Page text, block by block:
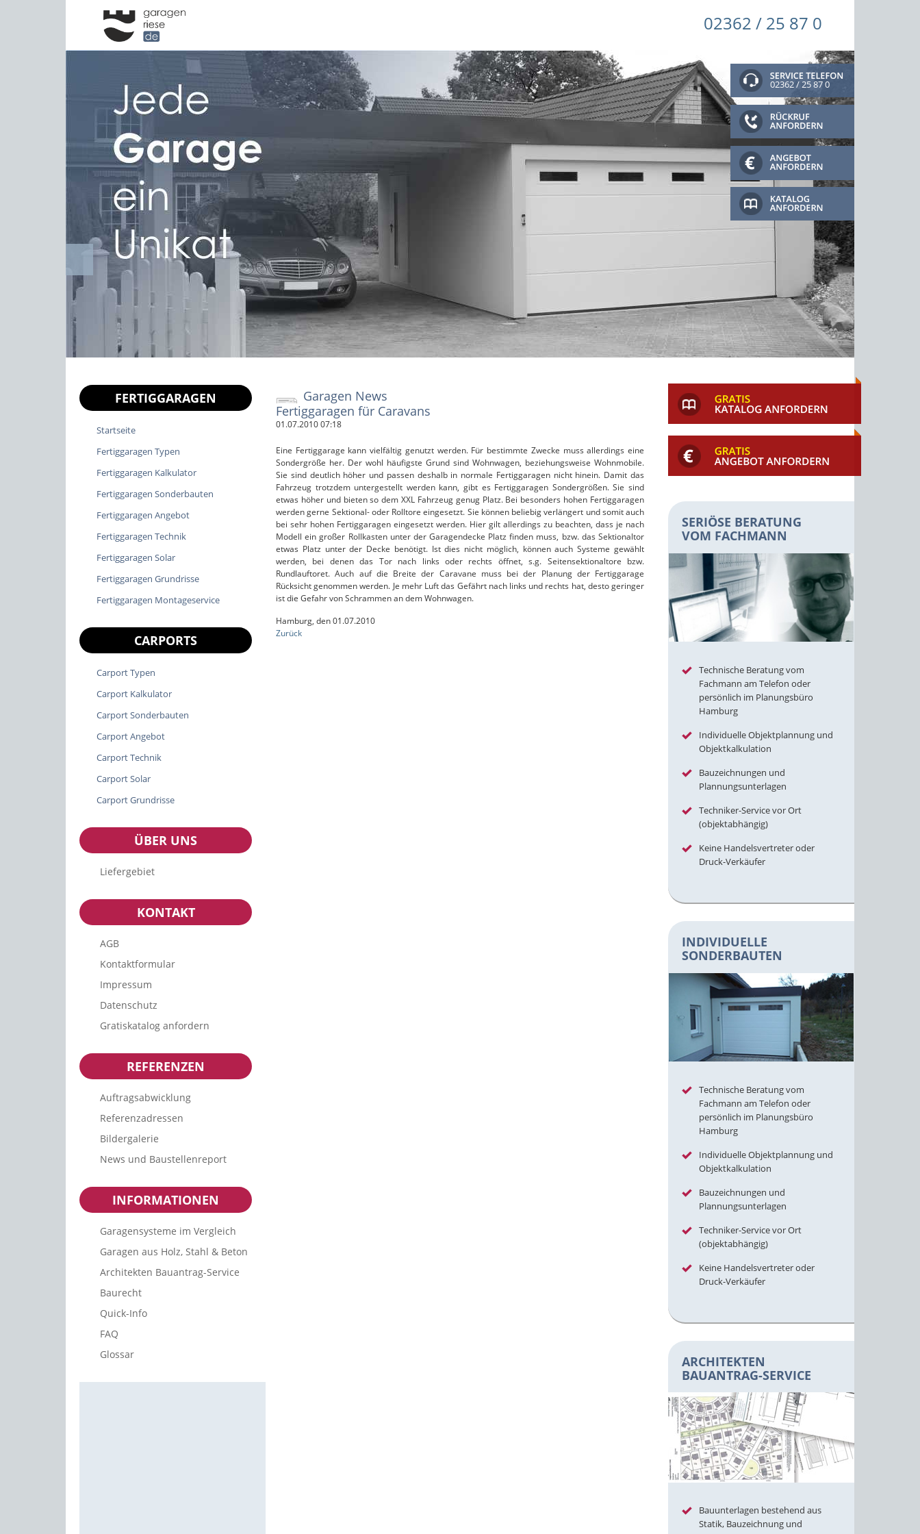
02362 / 25 87 0
02362 / 25 87 0
FERTIGGARAGEN
Startseite
Fertiggaragen Typen
Fertiggaragen Kalkulator
Fertiggaragen Sonderbauten
Fertiggaragen Angebot
Fertiggaragen Technik
Fertiggaragen Solar
Fertiggaragen Grundrisse
Fertiggaragen Montageservice
CARPORTS
Carport Typen
Carport Kalkulator
Carport Sonderbauten
Carport Angebot
Carport Technik
Carport Solar
Carport Grundrisse
ÜBER UNS
Liefergebiet
KONTAKT
AGB
Kontaktformular
Impressum
Datenschutz
Gratiskatalog anfordern
REFERENZEN
Auftragsabwicklung
Referenzadressen
Bildergalerie
News und Baustellenreport
INFORMATIONEN
Garagensysteme im Vergleich
Garagen aus Holz, Stahl & Beton
Architekten Bauantrag-Service
Baurecht
Quick-Info
FAQ
Glossar
Garagen News
Fertiggaragen für Caravans
01.07.2010 07:18
Eine Fertiggarage kann vielfältig genutzt werden. Für bestimmte Zwecke muss allerdings eine
Sondergröße her. Der wohl häufigste Grund sind Wohnwagen, beziehungsweise Wohnmobile.
Sie sind deutlich höher und passen deshalb in normale Fertiggaragen nicht hinein. Damit das
Fahrzeug trotzdem untergestellt werden kann, gibt es Fertiggaragen Sondergrößen. Sie sind
etwas höher und bieten so dem XXL Fahrzeug genug Platz. Bei besonders hohen Fertiggaragen
werden gerne Sektional- oder Rolltore eingesetzt. Sie können beliebig verlängert und somit auch
bei sehr hohen Fertiggaragen eingesetzt werden. Hier gilt allerdings zu beachten, dass je nach
Modell ein großer Rollkasten unter der Garagendecke Platz finden muss, bzw. das Sektionaltor
etwas Platz unter der Decke benötigt. Ist dies nicht möglich, können auch Systeme gewählt
werden, bei denen das Tor nach links oder rechts öffnet, s.g. Seitensektionaltore bzw.
Rundlauftoret. Auch auf die Breite der Caravane muss bei der Planung der Fertiggarage
Rücksicht genommen werden. Je mehr Luft das Gefährt nach links und rechts hat, desto geringer
ist die Gefahr von Schrammen an dem Wohnwagen.
Hamburg, den 01.07.2010
Zurück
SERIÖSE BERATUNG
VOM FACHMANN
Technische Beratung vom
Fachmann am Telefon oder
persönlich im Planungsbüro
Hamburg
Individuelle Objektplannung und
Objektkalkulation
Bauzeichnungen und
Plannungsunterlagen
Techniker-Service vor Ort
(objektabhängig)
Keine Handelsvertreter oder
Druck-Verkäufer
INDIVIDUELLE
SONDERBAUTEN
Technische Beratung vom
Fachmann am Telefon oder
persönlich im Planungsbüro
Hamburg
Individuelle Objektplannung und
Objektkalkulation
Bauzeichnungen und
Plannungsunterlagen
Techniker-Service vor Ort
(objektabhängig)
Keine Handelsvertreter oder
Druck-Verkäufer
ARCHITEKTEN
BAUANTRAG-SERVICE
Bauunterlagen bestehend aus
Statik, Bauzeichnung und